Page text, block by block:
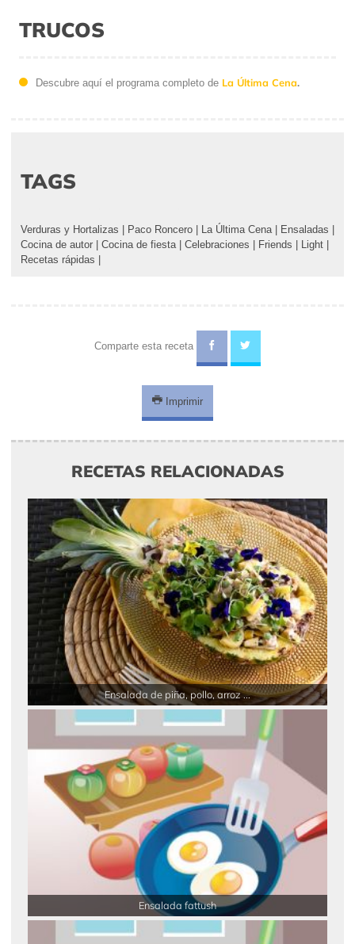
TRUCOS
Descubre aquí el programa completo de La Última Cena.
TAGS
Verduras y Hortalizas Paco Roncero La Última Cena| Ensaladas
Cocina de autor
Cocina de fiesta| Celebraciones Friends Light
Recetas rápidas
Comparte esta receta
Imprimir
RECETAS RELACIONADAS
Ensalada de piña, pollo, arroz ...
Ensalada fattush